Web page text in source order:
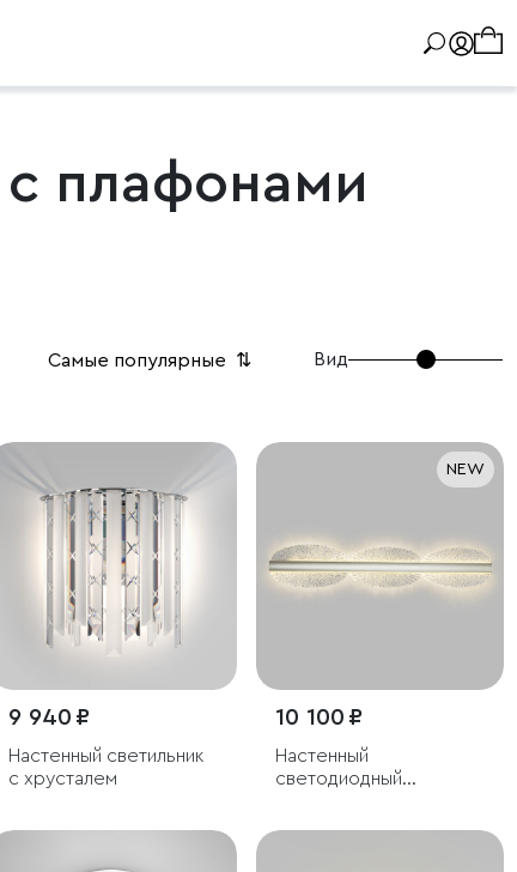
с плафонами
Самые популярные ⇅ Вид
9 940 ₽
Настенный светильник
с хрусталем
NEW
10 100 ₽
Настенный
светодиодный